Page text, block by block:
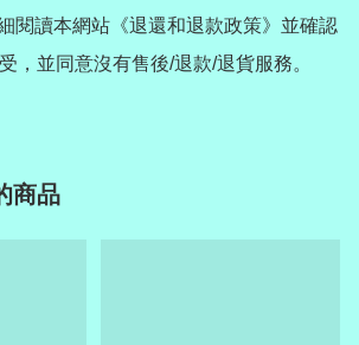
閱讀本網站《退還和退款政策》並確認
，並同意沒有售後/退款/退貨服務。
商品